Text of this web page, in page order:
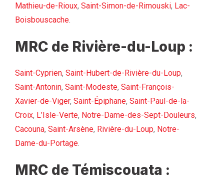
Mathieu-de-Rioux, Saint-Simon-de-Rimouski, Lac-
Boisbouscache.
MRC de Rivière-du-Loup :
Saint-Cyprien, Saint-Hubert-de-Rivière-du-Loup,
Saint-Antonin, Saint-Modeste, Saint-François-
Xavier-de-Viger, Saint-Épiphane, Saint-Paul-de-la-
Croix, L’Isle-Verte, Notre-Dame-des-Sept-Douleurs,
Cacouna, Saint-Arsène, Rivière-du-Loup, Notre-
Dame-du-Portage.
MRC de Témiscouata :